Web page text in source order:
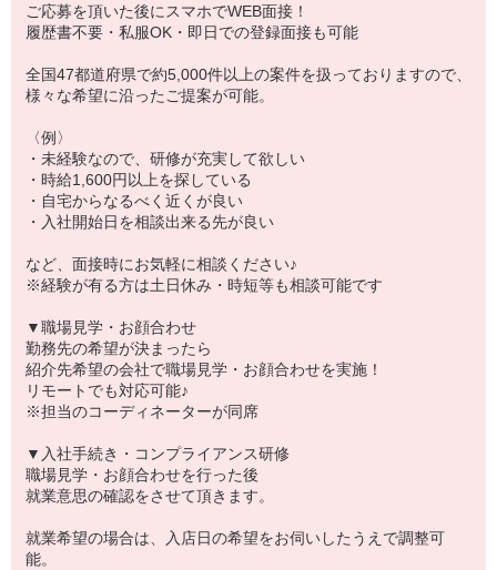
ご応募を頂いた後にスマホでWEB面接！
履歴書不要・私服OK・即日での登録面接も可能
全国47都道府県で約5,000件以上の案件を扱っておりますので、
様々な希望に沿ったご提案が可能。
〈例〉
・未経験なので、研修が充実して欲しい
・時給1,600円以上を探している
・自宅からなるべく近くが良い
・入社開始日を相談出来る先が良い
など、面接時にお気軽に相談ください♪
※経験が有る方は土日休み・時短等も相談可能です
▼職場見学・お顔合わせ
勤務先の希望が決まったら
紹介先希望の会社で職場見学・お顔合わせを実施！
リモートでも対応可能♪
※担当のコーディネーターが同席
▼入社手続き・コンプライアンス研修
職場見学・お顔合わせを行った後
就業意思の確認をさせて頂きます。
就業希望の場合は、入店日の希望をお伺いしたうえで調整可
能。